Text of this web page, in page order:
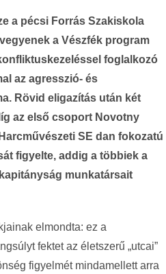
a pécsi Forrás Szakiskola
a Vészfék program
foglalkozó
az agresszió- és
Rövid eligazítás után két
az első csoport Novotny
SE dan fokozatú
figyelte, addig a többiek a
munkatársait
elmondta: ez a
fektet az életszerű „utcai”
figyelmét mindamellett arra